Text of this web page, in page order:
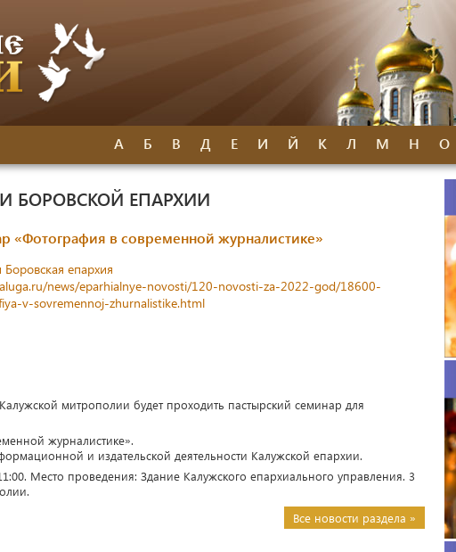
А Б В Д Е И Й К Л М Н О
БОРОВСКОЙ ЕПАРХИИ
«Фотография в современной журналистике»
Боровская епархия
news/eparhialnye-novosti/120-novosti-za-2022-god/18600-
v-sovremennoj-zhurnalistike.html
митрополии будет проходить пастырский семинар для
журналистике».
и издательской деятельности Калужской епархии.
Место проведения: Здание Калужского епархиального управления. 3
Все новости раздела »